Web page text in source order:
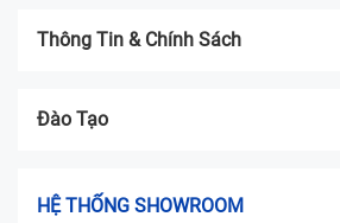
Thông Tin & Chính Sách
Đào Tạo
HỆ THỐNG SHOWROOM